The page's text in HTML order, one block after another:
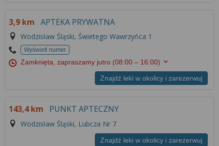
3,9 km APTEKA PRYWATNA
Wodzisław Śląski, Świetego Wawrzyńca 1
Wyświetl numer
Zamknięta, zapraszamy jutro (08:00 – 16:00)
Znajdź leki w okolicy i zarezerwuj
143,4 km PUNKT APTECZNY
Wodzisław Śląski, Lubcza Nr 7
Znajdź leki w okolicy i zarezerwuj